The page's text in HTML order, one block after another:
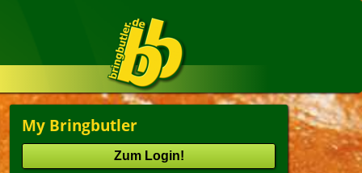
My Bringbutler